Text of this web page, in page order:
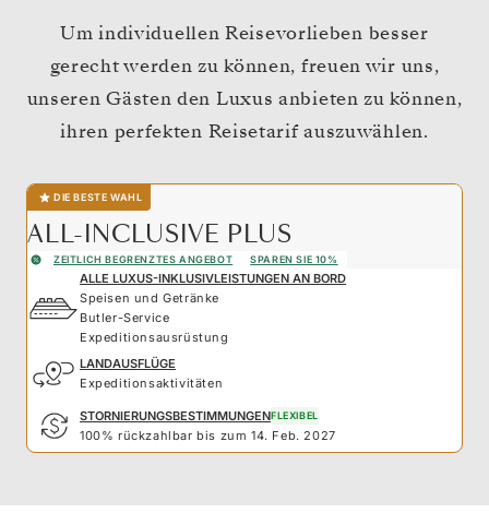
Um individuellen Reisevorlieben besser
gerecht werden zu können, freuen wir uns,
unseren Gästen den Luxus anbieten zu können,
ihren perfekten Reisetarif auszuwählen.
DIE BESTE WAHL
ALL-INCLUSIVE PLUS
ZEITLICH BEGRENZTES ANGEBOT SPAREN SIE 10%
ALLE LUXUS-INKLUSIVLEISTUNGEN AN BORD
Speisen und Getränke
Butler-Service
Expeditionsausrüstung
LANDAUSFLÜGE
Expeditionsaktivitäten
STORNIERUNGSBESTIMMUNGENFLEXIBEL
100% rückzahlbar bis zum 14. Feb. 2027